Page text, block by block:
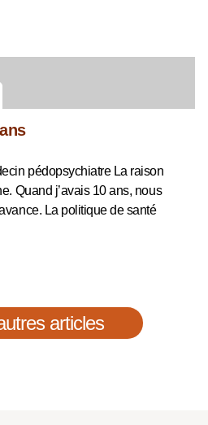
pédopsychiatre La raison
Quand j’avais 10 ans, nous
La politique de santé
articles